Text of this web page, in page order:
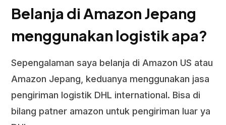
Belanja di Amazon Jepang
menggunakan logistik apa?
Sepengalaman saya belanja di Amazon US atau
Amazon Jepang, keduanya menggunakan jasa
pengiriman logistik DHL international. Bisa di
bilang patner amazon untuk pengiriman luar ya